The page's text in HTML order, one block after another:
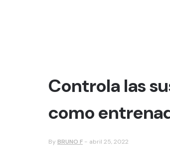
Controla las
como
By BRUNO F - abril 25, 2022